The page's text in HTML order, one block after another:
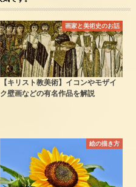
画家と美術史のお話
【キリスト教美術】イコンやモザイ
ク壁画などの有名作品を解説
絵の描き方